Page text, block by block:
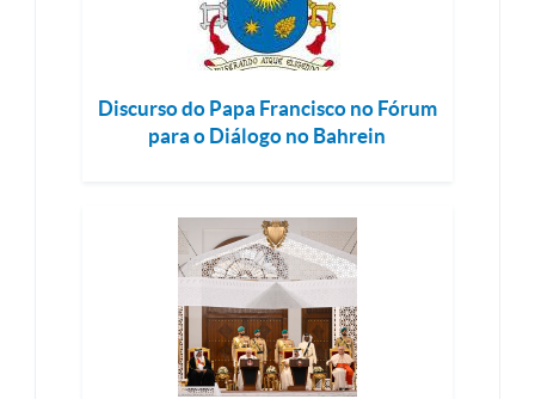
Discurso do Papa Francisco no Fórum
para o Diálogo no Bahrein